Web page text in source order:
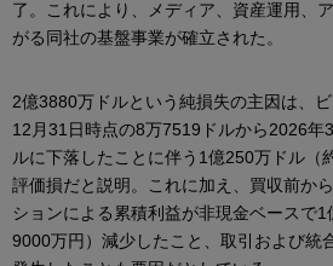
了。これにより、メディア、資産運用、
がる同社の基盤事業が確立された。
2億3880万ドルという純損失の主因は、
12月31日時点の8万7519ドルから2026年
ルに下落したことに伴う1億250万ドル（
評価損だと説明。これに加え、買収前か
ションによる累積利益が非現金ベースで
9000万円）減少したこと、取引および統